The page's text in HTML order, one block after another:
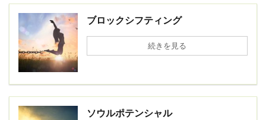
ブロックシフティング
続きを見る
ソウルポテンシャル